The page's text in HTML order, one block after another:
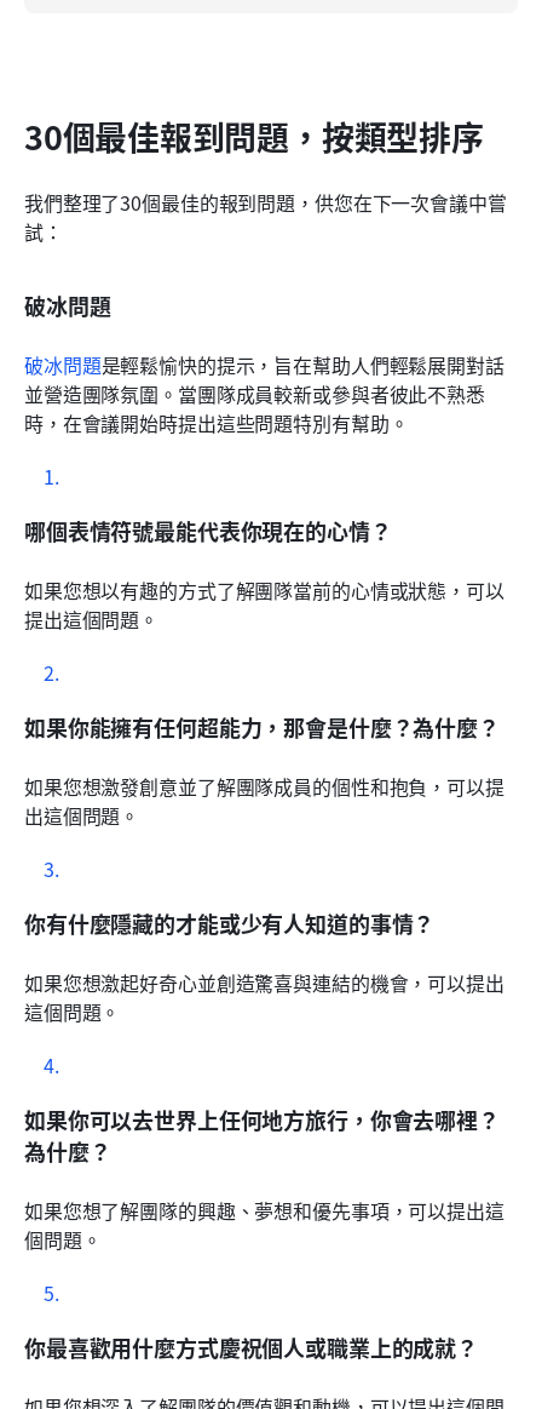
30個最佳報到問題，按類型排序
我們整理了30個最佳的報到問題，供您在下一次會議中嘗
試：
破冰問題
破冰問題是輕鬆愉快的提示，旨在幫助人們輕鬆展開對話
並營造團隊氛圍。當團隊成員較新或參與者彼此不熟悉
時，在會議開始時提出這些問題特別有幫助。
哪個表情符號最能代表你現在的心情？
如果您想以有趣的方式了解團隊當前的心情或狀態，可以
提出這個問題。
如果你能擁有任何超能力，那會是什麼？為什麼？
如果您想激發創意並了解團隊成員的個性和抱負，可以提
出這個問題。
你有什麼隱藏的才能或少有人知道的事情？
如果您想激起好奇心並創造驚喜與連結的機會，可以提出
這個問題。
如果你可以去世界上任何地方旅行，你會去哪裡？
為什麼？
如果您想了解團隊的興趣、夢想和優先事項，可以提出這
個問題。
你最喜歡用什麼方式慶祝個人或職業上的成就？